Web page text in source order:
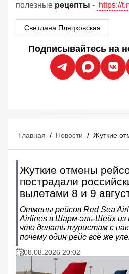
полезные рецепты - https://
Светлана Пляцковская
Подписывайтесь на
Главная / Новости /
Жуткие отмены
пострадали
вылетами 8 и 9
Отмены рейсов Red Sea
Airlines в Шарм‑эль‑Шейх из
что делать туристам с
почему один рейс всё же
08.08.2026 20:02